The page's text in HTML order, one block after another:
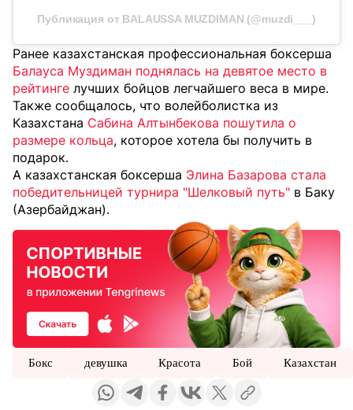
Публикация от BALAUSSA MUZDIMAN (@muzdi___)
Ранее казахстанская профессиональная боксерша
Балауса Муздиман поднялась на девятое место в
рейтинге лучших бойцов легчайшего веса в мире.
Также сообщалось, что волейболистка из
Казахстана Сабина Алтынбекова пошутила о
размере кольца, которое хотела бы получить в
подарок.
А казахстанская боксерша Элина Базарова стала
победительницей турнира "Шелковый путь" в Баку
(Азербайджан).
Бокс девушка Красота Бой Казахстан